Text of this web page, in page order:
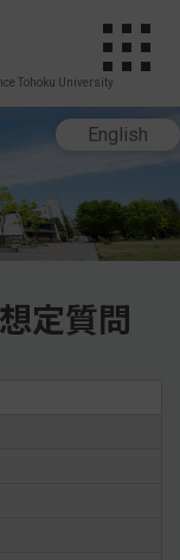
Tohoku University
English
定質問